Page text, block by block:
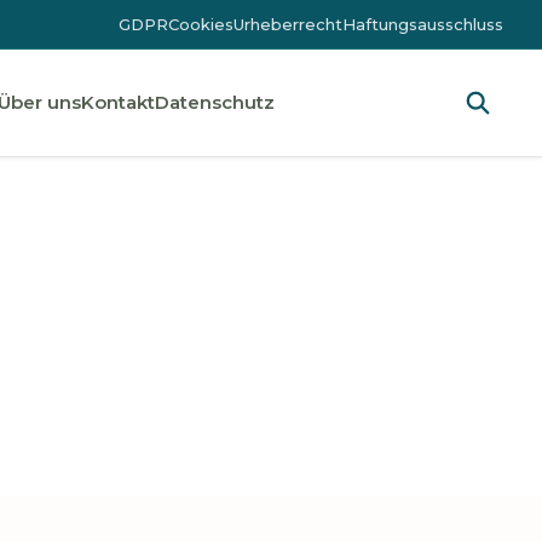
GDPRCookiesUrheberrechtHaftungsausschluss
Über unsKontaktDatenschutz